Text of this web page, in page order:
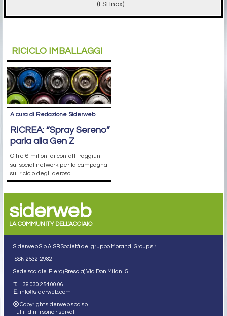
(LSI Inox) ...
RICICLO IMBALLAGGI
A cura di Redazione Siderweb
RICREA: “Spray Sereno”
parla alla Gen Z
Oltre 6 milioni di contatti raggiunti
sui social network per la campagna
sul riciclo degli aerosol
siderweb
LA COMMUNITY DELL'ACCIAIO
Siderweb S.p.A. SB Società del gruppo Morandi Group s.r.l.
ISSN 2532-2982
Sede sociale: Flero (Brescia) Via Don Milani 5
T. +39 030 254 00 06
E. info@siderweb.com
Copyright siderweb spa sb
Tutti i diritti sono riservati